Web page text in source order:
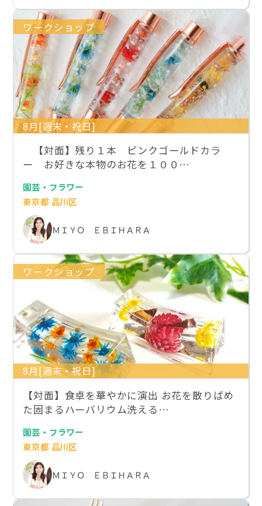
ワークショップ
8月[週末・祝日]
【対面】残り１本 ピンクゴールドカラ
ー お好きな本物のお花を１００…
園芸・フラワー
東京都 品川区
ＭＩＹＯ ＥＢＩＨＡＲＡ
ワークショップ
8月[週末・祝日]
【対面】食卓を華やかに演出 お花を散りばめ
た固まるハーバリウム洗える…
園芸・フラワー
東京都 品川区
ＭＩＹＯ ＥＢＩＨＡＲＡ